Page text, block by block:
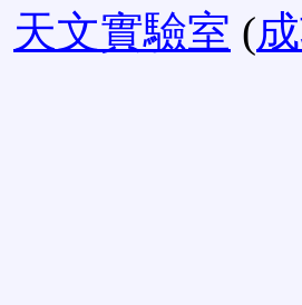
天文實驗室 (